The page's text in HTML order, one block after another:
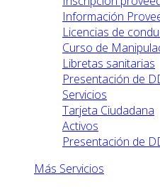
Información
Licencias de
Curso de
Libretas sanitarias
Presentación de
Servicios
Tarjeta Ciudadana
Activos
Presentación de
Más Servicios